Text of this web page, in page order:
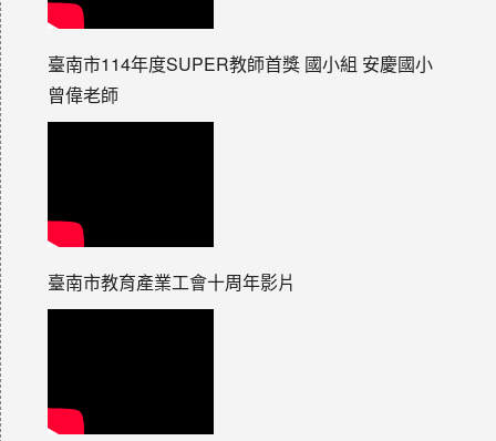
臺南市114年度SUPER教師首獎 國小組 安慶國小
曾偉老師
臺南市教育產業工會十周年影片